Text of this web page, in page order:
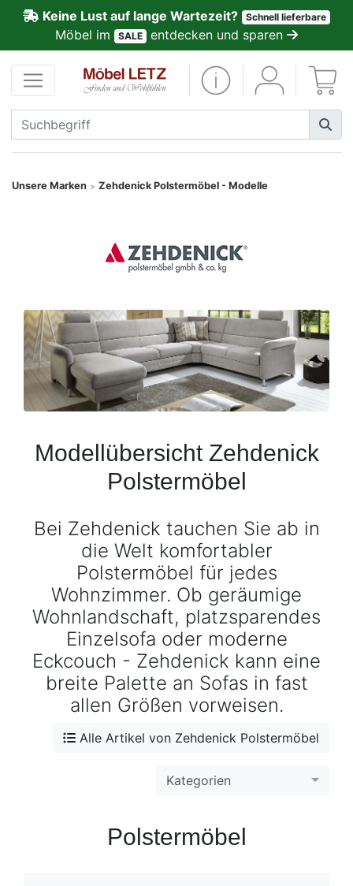
Keine Lust auf lange Wartezeit? Schnell lieferbare
Möbel im SALE entdecken und sparen
Unsere Marken > Zehdenick Polstermöbel - Modelle
Modellübersicht Zehdenick
Polstermöbel
Bei Zehdenick tauchen Sie ab in
die Welt komfortabler
Polstermöbel für jedes
Wohnzimmer. Ob geräumige
Wohnlandschaft, platzsparendes
Einzelsofa oder moderne
Eckcouch - Zehdenick kann eine
breite Palette an Sofas in fast
allen Größen vorweisen.
Alle Artikel von Zehdenick Polstermöbel
Kategorien
Polstermöbel
Kundenmeinungen
Anmelden
PREMIUM
Schnell
Möbel-
Konfigurator
0%
Markenwelt
Deals